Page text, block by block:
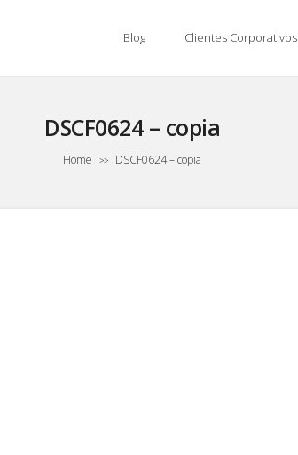
Blog Clientes Corporativos
DSCF0624 – copia
Home >> DSCF0624 – copia